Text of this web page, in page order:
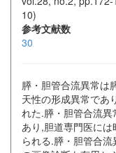
10)
参考文献数
30
膵・胆管合流異常は
天性の形成異常であ
れた.膵・胆管合流
あり,胆道専門医に
られる.膵・胆管合